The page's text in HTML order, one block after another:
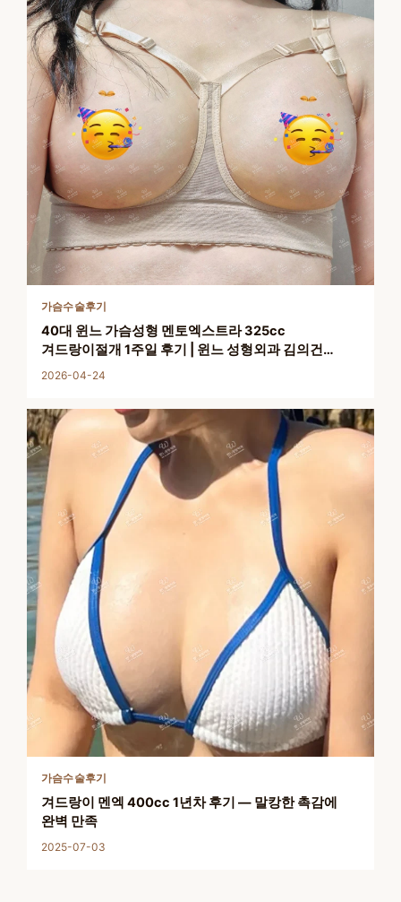
가슴수술후기
40대 윈느 가슴성형 멘토엑스트라 325cc
겨드랑이절개 1주일 후기 | 윈느 성형외과 김의건
원장님
2026-04-24
가슴수술후기
겨드랑이 멘엑 400cc 1년차 후기 — 말캉한 촉감에
완벽 만족
2025-07-03